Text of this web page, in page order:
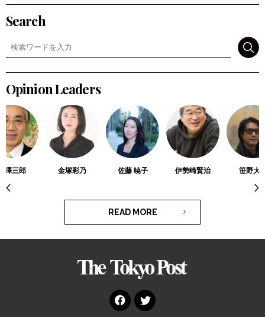
Search
Opinion Leaders
澤三郎 金塚彩乃 佐藤 暁子 伊勢崎賢治 笹野大
READ MORE